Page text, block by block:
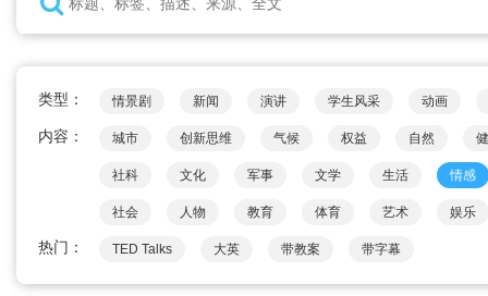
类型： 情景剧 新闻 演讲 学生风采 动画
内容： 城市 创新思维 气候 权益 自然
社科 文化 军事 文学 生活 情感
社会 人物 教育 体育 艺术 娱乐
热门： TED Talks 大英 带教案 带字幕